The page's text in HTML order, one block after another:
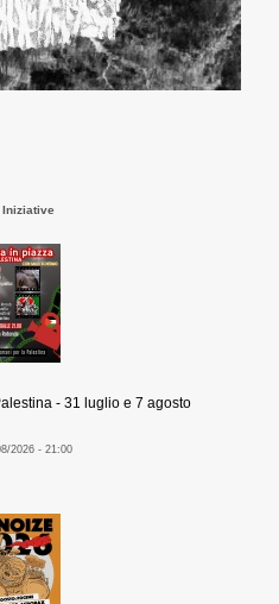
Iniziative
- 31 luglio e 7 agosto
2026 - 21:00